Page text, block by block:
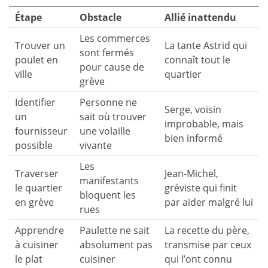
Étape Obstacle Allié inattendu
Trouver un
poulet en
ville
Les commerces
sont fermés
pour cause de
grève
La tante Astrid qui
connaît tout le
quartier
Identifier
un
fournisseur
possible
Personne ne
sait où trouver
une volaille
vivante
Serge, voisin
improbable, mais
bien informé
Traverser
le quartier
en grève
Les
manifestants
bloquent les
rues
Jean-Michel,
gréviste qui finit
par aider malgré lui
Apprendre
à cuisiner
le plat
Paulette ne sait
absolument pas
cuisiner
La recette du père,
transmise par ceux
qui l’ont connu